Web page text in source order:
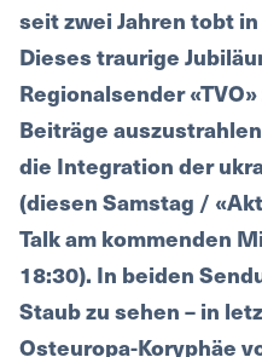
seit zwei Jahren tobt
Dieses traurige
Regionalsender
Beiträge
die Integration der
(diesen Samstag /
Talk am kommenden
18:30). In beiden
Staub zu sehen – in
Osteuropa-Koryphäe